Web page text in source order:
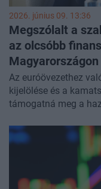
2026. június 09. 13:36
Megszólalt a
az olcsóbb
Magyarországon
Az euróövezethez
kijelölése és a
támogatná meg a
Portfolio Property X
tőzsdei
befektetőknek, az
prémium lokáció –
rendelkezésre álló,